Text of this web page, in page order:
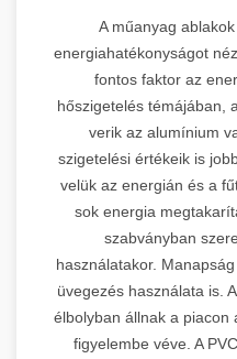
A műanyag
energiahatékonyságot
fontos faktor az
hőszigetelés témájában,
verik az alumínium
szigetelési értékeik is
velük az energián és a
sok energia
szabványban
használatakor.
üvegezés használata is.
élbolyban állnak a piacon
figyelembe véve. A